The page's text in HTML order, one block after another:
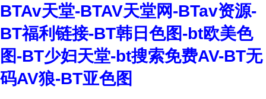
BTAv天堂-BTAV天堂网-BTav资源-
BT福利链接-BT韩日色图-bt欧美色
图-BT少妇天堂-bt搜索免费AV-BT无
码AV狼-BT亚色图